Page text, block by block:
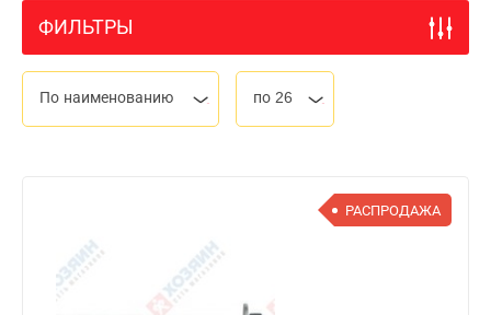
ФИЛЬТРЫ
По наименованию по 26
РАСПРОДАЖА